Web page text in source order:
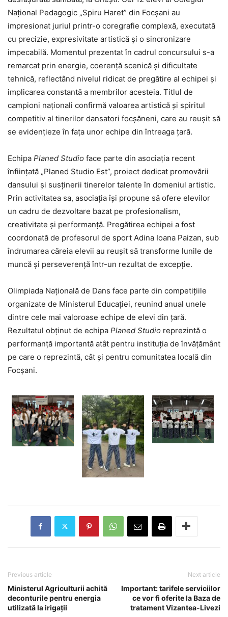
Național Pedagogic „Spiru Haret” din Focșani au
impresionat juriul printr-o coregrafie complexă, executată
cu precizie, expresivitate artistică și o sincronizare
impecabilă. Momentul prezentat în cadrul concursului s-a
remarcat prin energie, coerență scenică și dificultate
tehnică, reflectând nivelul ridicat de pregătire al echipei și
implicarea constantă a membrilor acesteia. Titlul de
campioni naționali confirmă valoarea artistică și spiritul
competitiv al tinerilor dansatori focșăneni, care au reușit să
se evidențieze în fața unor echipe din întreaga țară.
Echipa Planed Studio face parte din asociația recent
înființată „Planed Studio Est”, proiect dedicat promovării
dansului și susținerii tinerelor talente în domeniul artistic.
Prin activitatea sa, asociația își propune să ofere elevilor
un cadru de dezvoltare bazat pe profesionalism,
creativitate și performanță. Pregătirea echipei a fost
coordonată de profesorul de sport Adina Ioana Paizan, sub
îndrumarea căreia elevii au reușit să transforme lunile de
muncă și perseverență într-un rezultat de excepție.
Olimpiada Națională de Dans face parte din competițiile
organizate de Ministerul Educației, reunind anual unele
dintre cele mai valoroase echipe de elevi din țară.
Rezultatul obținut de echipa Planed Studio reprezintă o
performanță importantă atât pentru instituția de învățământ
pe care o reprezintă, cât și pentru comunitatea locală din
Focșani.
Previous article
Ministerul Agriculturii achită
deconturile pentru energia
utilizată la irigații
Next article
Important: tarifele serviciilor
ce vor fi oferite la Baza de
tratament Vizantea-Livezi